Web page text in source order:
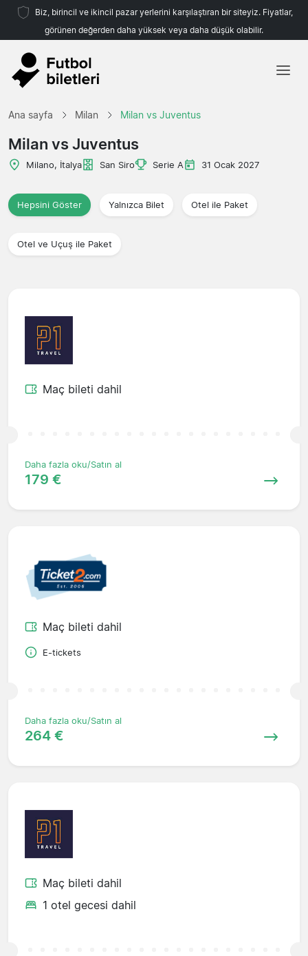
Biz, birincil ve ikincil pazar yerlerini karşılaştıran bir siteyiz. Fiyatlar,
görünen değerden daha yüksek veya daha düşük olabilir.
Ana sayfa Milan Milan vs Juventus
Milan vs Juventus
Milano, İtalya San Siro Serie A 31 Ocak 2027
Hepsini Göster Yalnızca Bilet Otel ile Paket
Otel ve Uçuş ile Paket
Maç bileti dahil
Daha fazla oku/Satın al
179 €
Maç bileti dahil
E-tickets
Daha fazla oku/Satın al
264 €
Maç bileti dahil
1 otel gecesi dahil